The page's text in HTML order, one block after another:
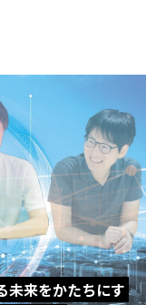
未来をかたちにす